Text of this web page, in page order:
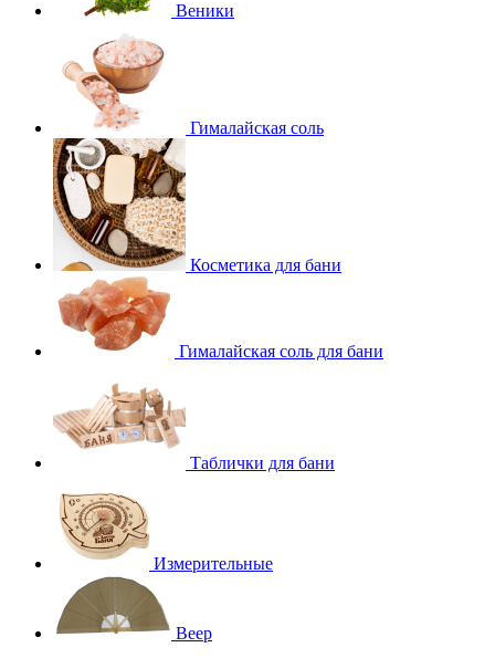
Веники
Гималайская соль
Косметика для бани
Гималайская соль для бани
Таблички для бани
Измерительные
Веер